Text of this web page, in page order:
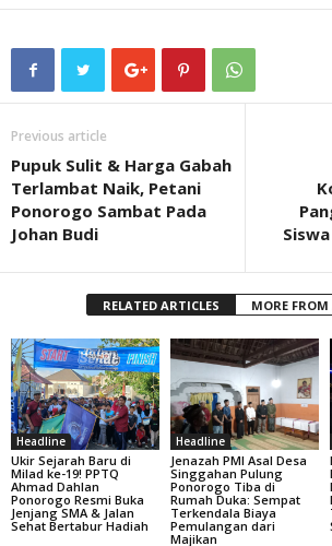
Previous article
Pupuk Sulit & Harga Gabah
Terlambat Naik, Petani
Ponorogo Sambat Pada
Johan Budi
RELATED ARTICLES MORE
Headline
Ukir Sejarah Baru di
Milad ke-19! PPTQ
Ahmad Dahlan
Ponorogo Resmi Buka
Jenjang SMA & Jalan
Sehat Bertabur Hadiah
Headline
Jenazah PMI Asal Desa
Singgahan Pulung
Ponorogo Tiba di
Rumah Duka: Sempat
Terkendala Biaya
Pemulangan dari
Majikan